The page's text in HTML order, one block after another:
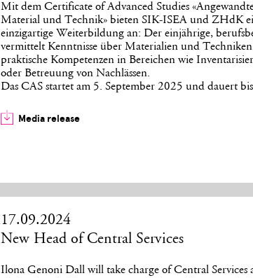
Mit dem Certificate of Advanced Studies
Material und Technik» bieten SIK-ISEA und ZHdK
einzigartige Weiterbildung an: Der einjährige,
vermittelt Kenntnisse über Materialien und
praktische Kompetenzen in Bereichen wie
oder Betreuung von Nachlässen.
Das CAS startet am 5. September 2025 und dauert
Media release
17.09.2024
New Head of Central Services
Ilona Genoni Dall will take charge of Central Services